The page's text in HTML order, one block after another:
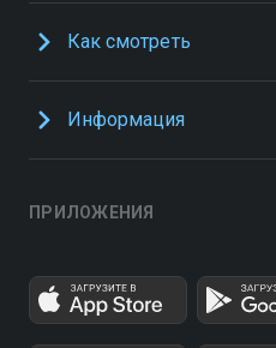
Как смотреть
Информация
ПРИЛОЖЕНИЯ